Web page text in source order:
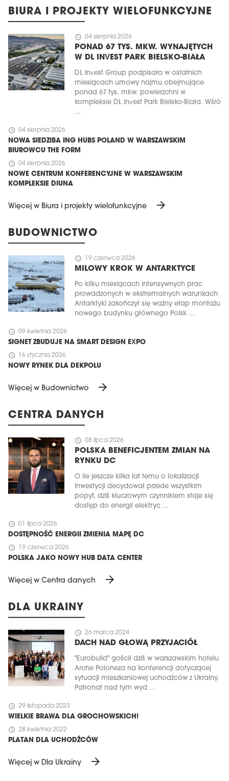
BIURA I PROJEKTY WIELOFUNKCYJNE
schedule 04 sierpnia 2026
PONAD 67 TYS. MKW. WYNAJĘTYCH
W DL INVEST PARK BIELSKO-BIAŁA
DL Invest Group podpisała w ostatnich
miesiącach umowy najmu obejmujące
ponad 67 tys. mkw. powierzchni w
kompleksie DL Invest Park Bielsko-Biała. Wśró
...
schedule 04 sierpnia 2026
NOWA SIEDZIBA ING HUBS POLAND W WARSZAWSKIM
BIUROWCU THE FORM
schedule 04 sierpnia 2026
NOWE CENTRUM KONFERENCYJNE W WARSZAWSKIM
KOMPLEKSIE DIUNA
Więcej w Biura i projekty wielofunkcyjne arrow_forward
BUDOWNICTWO
schedule 19 czerwca 2026
MILOWY KROK W ANTARKTYCE
Po kilku miesiącach intensywnych prac
prowadzonych w ekstremalnych warunkach
Antarktyki zakończył się ważny etap montażu
nowego budynku głównego Polsk ...
schedule 09 kwietnia 2026
SIGNET ZBUDUJE NA SMART DESIGN EXPO
schedule 16 stycznia 2026
NOWY RYNEK DLA DEKPOLU
Więcej w Budownictwo arrow_forward
CENTRA DANYCH
schedule 08 lipca 2026
POLSKA BENEFICJENTEM ZMIAN NA
RYNKU DC
O ile jeszcze kilka lat temu o lokalizacji
inwestycji decydował przede wszystkim
popyt, dziś kluczowym czynnikiem staje się
dostęp do energii elektryc ...
schedule 01 lipca 2026
DOSTĘPNOŚĆ ENERGII ZMIENIA MAPĘ DC
schedule 19 czerwca 2026
POLSKA JAKO NOWY HUB DATA CENTER
Więcej w Centra danych arrow_forward
DLA UKRAINY
schedule 26 marca 2024
DACH NAD GŁOWĄ PRZYJACIÓŁ
"Eurobuild" gościł dziś w warszawskim hotelu
Arche Poloneza na konferencji dotyczącej
sytuacji mieszkaniowej uchodźców z Ukrainy.
Patronat nad tym wyd ...
schedule 29 listopada 2023
WIELKIE BRAWA DLA GROCHOWSKICH!
schedule 28 kwietnia 2022
PLATAN DLA UCHODŹCÓW
Więcej w Dla Ukrainy arrow_forward